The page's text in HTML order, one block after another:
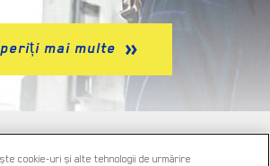
mai multe
cookie-uri și alte tehnologii de urmărire